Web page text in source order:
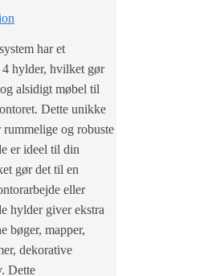
har et
hylder, hvilket gør
alsidigt møbel til
Dette unikke
og robuste
er ideel til din
gør det til en
eller
hylder giver ekstra
bøger, mapper,
dekorative
Dette